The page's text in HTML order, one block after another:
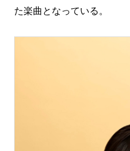
た楽曲となっている。